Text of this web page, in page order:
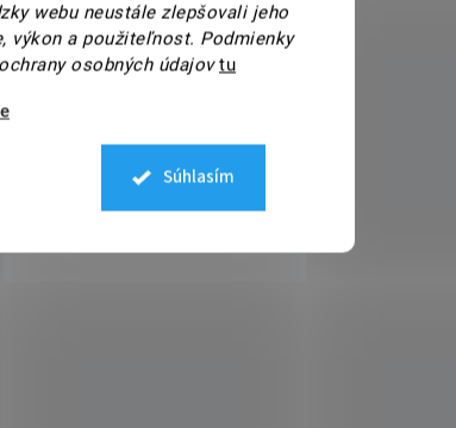
webu neustále zlepšovali jeho
výkon a použiteľnost. Podmienky
ochrany osobných údajov tu
Súhlasím